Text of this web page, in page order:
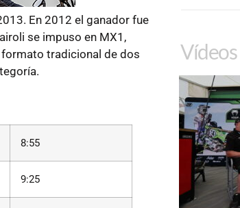
En 2012 el ganador fue
se impuso en MX1,
formato tradicional de dos
8:55
9:25
Vídeos